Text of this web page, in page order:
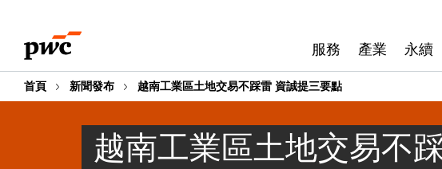
content
footer
服務 產業 永續
首頁 新聞發布 越南工業區土地交易不踩雷 資誠提三要點
越南工業區土地交易不